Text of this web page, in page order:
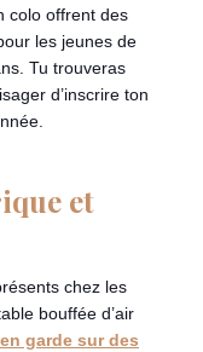
colo offrent des
les jeunes de
Tu trouveras
d’inscrire ton
et
chez les
bouffée d’air
garde sur des